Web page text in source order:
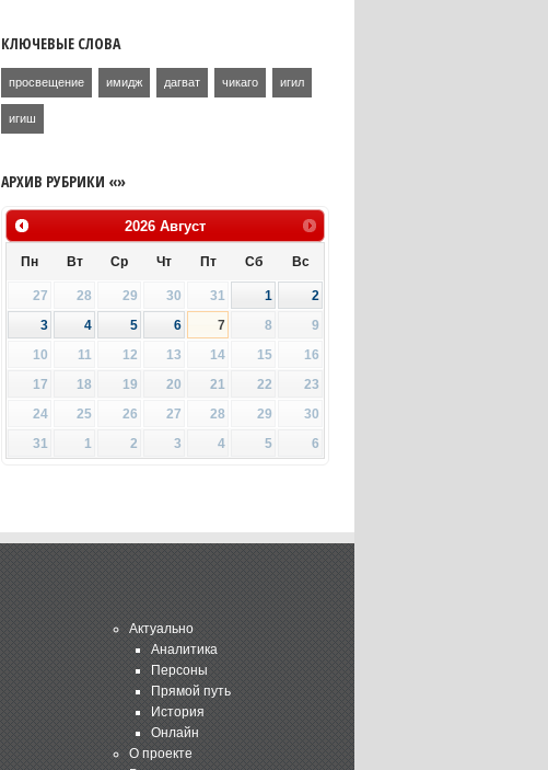
КЛЮЧЕВЫЕ СЛОВА
просвещение имидж дагват чикаго игил
игиш
АРХИВ РУБРИКИ «»
2026 Август
Пн Вт Ср Чт Пт Сб Вс
27 28 29 30 31 1
2
3
4 5 6 7 8
9
10
11 12 13 14 15
16
17
18 19 20 21 22
23
24
25 26 27 28 29
30
31
1 2 3 4 5 6
Актуально
Аналитика
Персоны
Прямой путь
История
Онлайн
О проекте